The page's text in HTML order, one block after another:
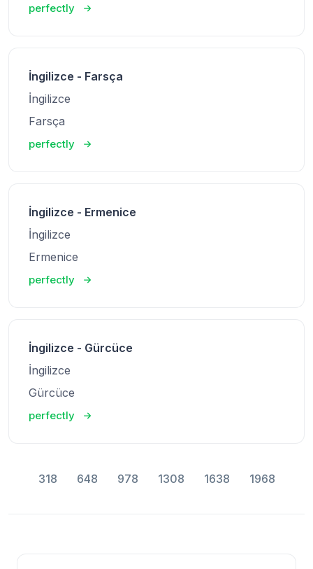
perfectly
İngilizce - Farsça
İngilizce
Farsça
perfectly
İngilizce - Ermenice
İngilizce
Ermenice
perfectly
İngilizce - Gürcüce
İngilizce
Gürcüce
perfectly
318 648 978 1308 1638 1968